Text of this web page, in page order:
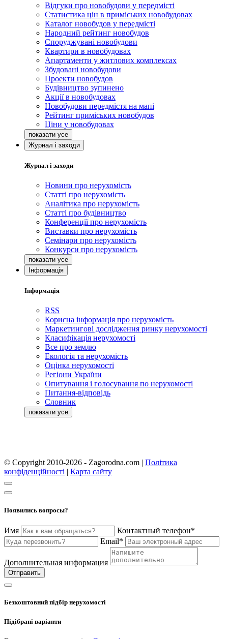
Відгуки про новобудови у передмісті
Статистика цін в приміських новобудовах
Каталог новобудов у передмісті
Народний рейтинг новобудов
Споруджувані новобудови
Квартири в новобудовах
Апартаменти у житлових комплексах
Збудовані новобудови
Проекти новобудов
Будівництво зупинено
Акції в новобудовах
Новобудови передмістя на мапі
Рейтинг приміських новобудов
Ціни у новобудовах
Журнал і заходи
Журнал і заходи
Новини про нерухомість
Статті про нерухомість
Аналітика про нерухомість
Статті про будівництво
Конференції про нерухомість
Виставки про нерухомість
Семінари про нерухомість
Конкурси про нерухомість
Інформація
Інформація
RSS
Корисна інформація про нерухомість
Маркетингові дослідження ринку нерухомості
Класифікація нерухомості
Все про землю
Екологія та нерухомість
Оцінка нерухомості
Регіони України
Опитування і голосування по нерухомості
Питання-відповідь
Словник
© Copyright 2010-2026 - Zagorodna.com | Політика
конфіденційності | Карта сайту
Появились вопросы?
Имя
Контактный телефон*
Email*
Дополнительная информация
Отправить
Безкоштовний підбір нерухомості
Підібрані варіанти